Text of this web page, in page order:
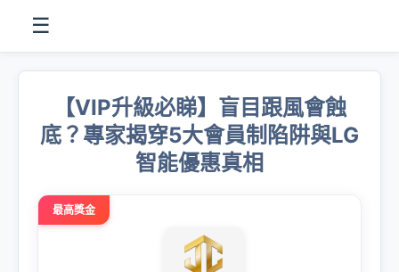
☰
【VIP升級必睇】盲目跟風會蝕
底？專家揭穿5大會員制陷阱與LG
智能優惠真相
最高獎金